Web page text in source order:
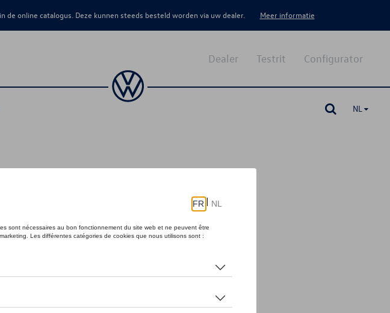
online catalogus. Deze kunnen steeds besteld worden via uw dealer. Meer informatie
Configurator
Testrit
Dealer
NL